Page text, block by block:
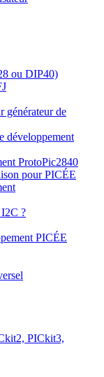
ou DIP40)
générateur de
développement
ProtoPic2840
pour PICÉE
?
PICÉE
PICkit3,